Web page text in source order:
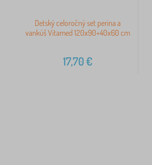
Detský celoročný set perina a
vankúš Vitamed 120x90+40x60 cm
17,70€